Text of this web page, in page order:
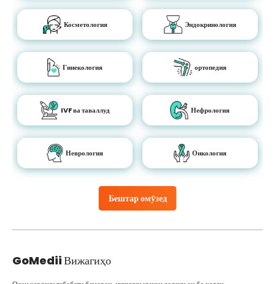
Бештар омӯзед
Косметология Эндокринология
Гинекология ортопедия
IVF ва таваллуд Нефрология
Неврология Онкология
GoMediiВижагиҳо